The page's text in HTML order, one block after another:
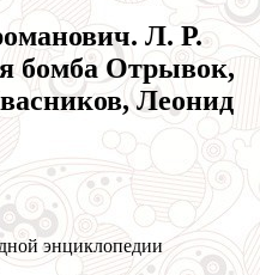
Л. Р.
бомба Отрывок,
Леонид
энциклопедии